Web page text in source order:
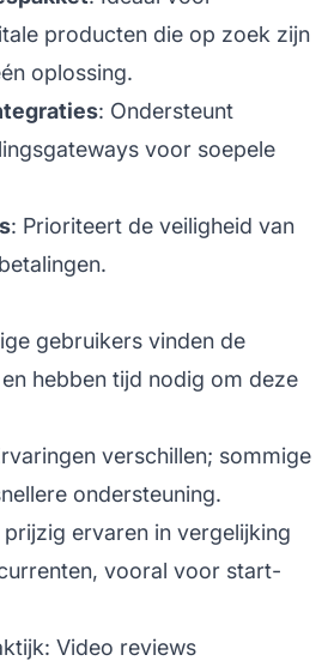
producten die op zoek zijn
oplossing.
: Ondersteunt
voor soepele
: Prioriteert de veiligheid van
gebruikers vinden de
hebben tijd nodig om deze
verschillen; sommige
ondersteuning.
ervaren in vergelijking
vooral voor start-
Video reviews